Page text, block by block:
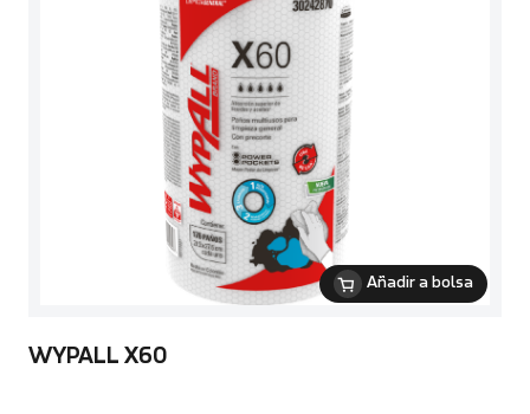
Añadir a bolsa
WYPALL X60